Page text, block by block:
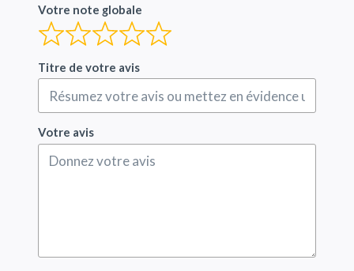
Votre note globale
Titre de votre avis
Votre avis